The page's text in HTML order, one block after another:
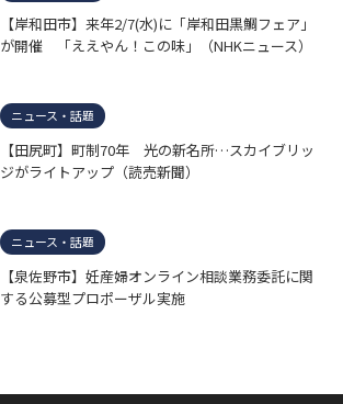
【岸和田市】来年2/7(水)に「岸和田黒鯛フェア」
が開催 「ええやん！この味」（NHKニュース）
ニュース・話題
【田尻町】町制70年 光の新名所…スカイブリッ
ジがライトアップ（読売新聞）
ニュース・話題
【泉佐野市】妊産婦オンライン相談業務委託に関
する公募型プロポーザル実施